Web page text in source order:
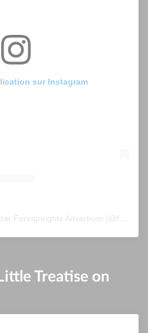
sur Instagram
Treatise on